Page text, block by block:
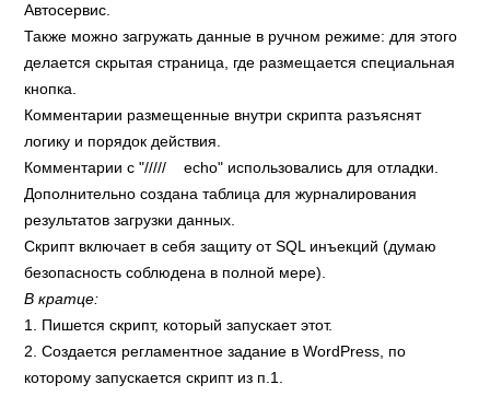
Автосервис.
Также можно загружать данные в ручном режиме: для этого
делается скрытая страница, где размещается специальная
кнопка.
Комментарии размещенные внутри скрипта разъяснят
логику и порядок действия.
Комментарии с "///// echo" использовались для отладки.
Дополнительно создана таблица для журналирования
результатов загрузки данных.
Скрипт включает в себя защиту от SQL инъекций (думаю
безопасность соблюдена в полной мере).
В кратце:
1. Пишется скрипт, который запускает этот.
2. Создается регламентное задание в WordPress, по
которому запускается скрипт из п.1.